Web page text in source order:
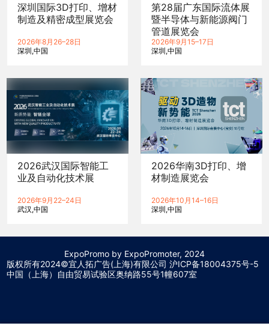
深圳国际3D打印、增材
制造及精密成型展览会
2026年8月26–28日
深圳 中国
第28届广东国际流体展
暨半导体与新能源阀门
管道展览会
2026年9月15–17日
深圳 中国
2026武汉国际智能工
业及自动化技术展
2026年9月22–24日
武汉 中国
2026华南3D打印、增
材制造展览会
2026年10月14–16日
深圳 中国
ExpoPromo by ExpoPromoter, 2024
版权所有2024©宜人拓广告(上海)有限公司 沪ICP备18004375号-5
中国（上海）自由贸易试验区奥纳路55号1幢607室